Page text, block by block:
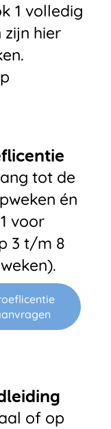
1 volledig
zijn hier
tot de
én
voor
3 t/m 8
of op